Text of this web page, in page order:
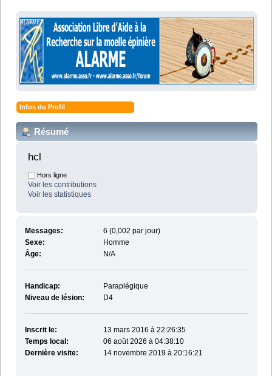
Infos du Profil
Résumé
hcl
Hors ligne
Voir les contributions
Voir les statistiques
Messages:
6 (0,002 par jour)
Sexe:
Homme
Âge:
N/A
Handicap:
Paraplégique
Niveau de lésion:
D4
Inscrit le:
13 mars 2016 à 22:26:35
Temps local:
06 août 2026 à 04:38:10
Dernière visite:
14 novembre 2019 à 20:16:21